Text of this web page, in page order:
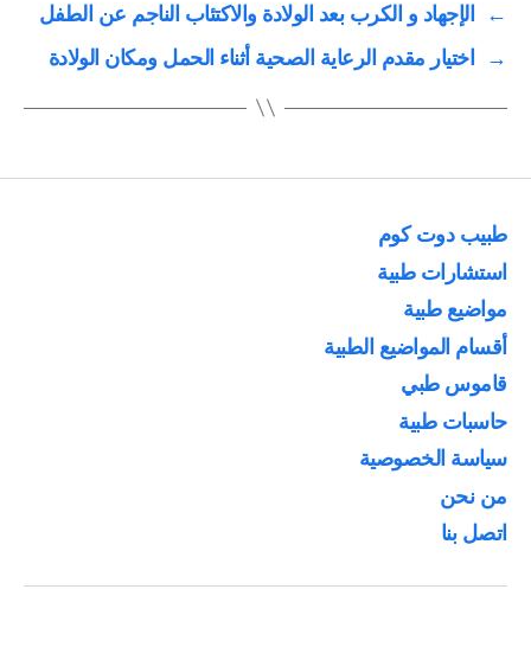
←
الإجهاد و الكرب بعد الولادة والاكتئاب الناجم عن الطفل
→
اختيار مقدم الرعاية الصحية أثناء الحمل ومكان الولادة
طبيب دوت كوم
استشارات طبية
مواضيع طبية
أقسام المواضيع الطبية
قاموس طبي
حاسبات طبية
سياسة الخصوصية
من نحن
اتصل بنا